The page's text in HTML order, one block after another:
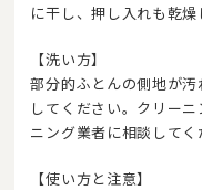
に干し、押し入れも乾燥
【洗い方】
部分的ふとんの側地が
してください。クリー
ニング業者に相談してく
【使い方と注意】